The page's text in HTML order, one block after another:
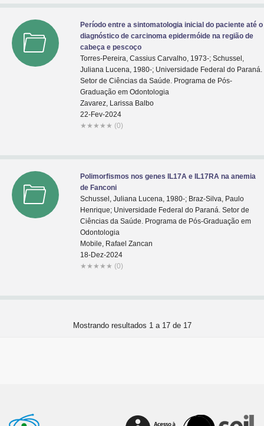
Período entre a sintomatologia inicial do paciente até o
diagnóstico de carcinoma epidermóide na região de
cabeça e pescoço
Torres-Pereira, Cassius Carvalho, 1973-; Schussel,
Juliana Lucena, 1980-; Universidade Federal do Paraná.
Setor de Ciências da Saúde. Programa de Pós-
Graduação em Odontologia
Zavarez, Larissa Balbo
22-Fev-2024
★ ★ ★ ★ ★ (0)
Polimorfismos nos genes IL17A e IL17RA na anemia
de Fanconi
Schussel, Juliana Lucena, 1980-; Braz-Silva, Paulo
Henrique; Universidade Federal do Paraná. Setor de
Ciências da Saúde. Programa de Pós-Graduação em
Odontologia
Mobile, Rafael Zancan
18-Dez-2024
★ ★ ★ ★ ★ (0)
Mostrando resultados 1 a 17 de 17